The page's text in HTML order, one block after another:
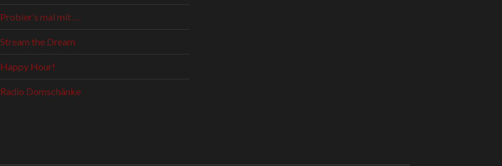
Probier’s mal mit …
Stream the Dream
Happy Hour!
Radio Domschänke